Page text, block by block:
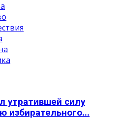
утратившей силу
избирательного...